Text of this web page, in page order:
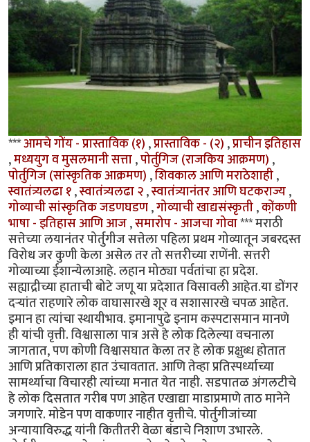
***आमचे गोंय - प्रास्ताविक (१),प्रास्ताविक - (२),प्राचीन इतिहास
,मध्ययुग व मुसलमानी सत्ता,पोर्तुगिज (राजकिय आक्रमण),
पोर्तुगिज (सांस्कृतिक आक्रमण),शिवकाल आणि मराठेशाही,
स्वातंत्र्यलढा १,स्वातंत्र्यलढा २,स्वातंत्र्यानंतर आणि घटकराज्य,
गोव्याची सांस्कृतिक जडणघडण,गोव्याची खाद्यसंस्कृती,को़ंकणी
भाषा - इतिहास आणि आज,समारोप - आजचा गोवा*** मराठी
सत्तेच्या लयानंतर पोर्तुगीज सत्तेला पहिला प्रथम गोव्यातून जबरदस्त
विरोध जर कुणी केला असेल तर तो सत्तरीच्या राणेंनी. सत्तरी
गोव्याच्या ईशान्येलाआहे. लहान मोठ्या पर्वतांचा हा प्रदेश.
सह्याद्रीच्या हाताची बोटे जणू या प्रदेशात विसावली आहेत.या डोंगर
दर्‍यांत राहणारे लोक वाघासारखे शूर व सशासारखे चपळ आहेत.
इमान हा त्यांचा स्थायीभाव. इमानापुढे इनाम कस्पटासमान मानणे
ही यांची वृत्ती. विश्वासाला पात्र असे हे लोक दिलेल्या वचनाला
जागतात, पण कोणी विश्वासघात केला तर हे लोक प्रक्षुब्ध होतात
आणि प्रतिकाराला हात उंचावतात. आणि तेव्हा प्रतिस्पर्ध्याच्या
सामर्थ्याचा विचारही त्यांच्या मनात येत नाही. सडपातळ अंगलटीचे
हे लोक दिसतात गरीब पण आहेत एखाद्या माडाप्रमाणे ताठ मानेने
जगणारे. मोडेन पण वाकणार नाहीत वृत्तीचे. पोर्तुगीजांच्या
अन्यायाविरुद्ध यांनी कितीतरी वेळा बंडाचे निशाण उभारले.